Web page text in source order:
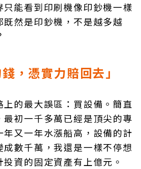
只能看到印刷機像印鈔機一樣
既然是印鈔機，不是越多越
，憑實力賠回去」
的最大誤區：買設備。簡直
初一千多萬已經是頂尖的專
又一年水漲船高，設備的計
數千萬，我還是一樣不停想
資的固定資產有上億元。